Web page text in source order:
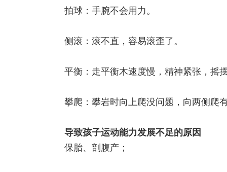
拍球：手腕不会用力。
侧滚：滚不直，容易滚歪了。
平衡：走平衡木速度慢，精神紧张，摇
攀爬：攀岩时向上爬没问题，向两侧爬
导致孩子运动能力发展不足的原因
保胎、剖腹产；